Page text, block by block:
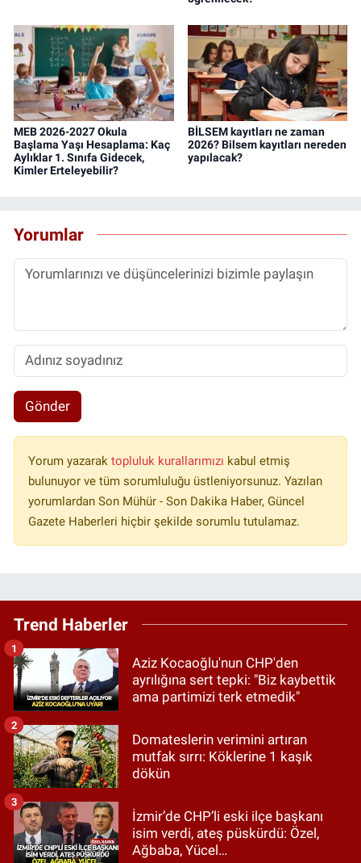
MEB 2026-2027 Okula
Başlama Yaşı Hesaplama: Kaç
Aylıklar 1. Sınıfa Gidecek,
Kimler Erteleyebilir?
BİLSEM kayıtları ne zaman
2026? Bilsem kayıtları nereden
yapılacak?
Yorumlar
Gönder
Yorum yazarak topluluk kurallarımızı kabul etmiş
bulunuyor ve tüm sorumluluğu üstleniyorsunuz. Yazılan
yorumlardan Son Mühür - Son Dakika Haber, Güncel
Gazete Haberleri hiçbir şekilde sorumlu tutulamaz.
Trend Haberler
Aziz Kocaoğlu'nun CHP'den
ayrılığına sert tepki: "Biz kaybettik
ama partimizi terk etmedik"
1
Domateslerin verimini artıran
mutfak sırrı: Köklerine 1 kaşık
dökün
2
İzmir’de CHP’li eski ilçe başkanı
isim verdi, ateş püskürdü: Özel,
Ağbaba, Yücel…
3